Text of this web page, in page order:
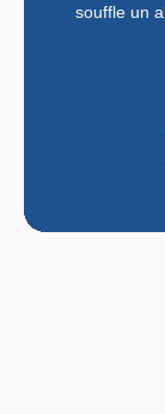
souffle un